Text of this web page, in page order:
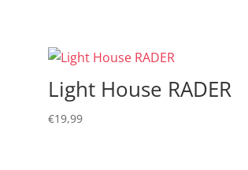
Light House RADER
€19,99